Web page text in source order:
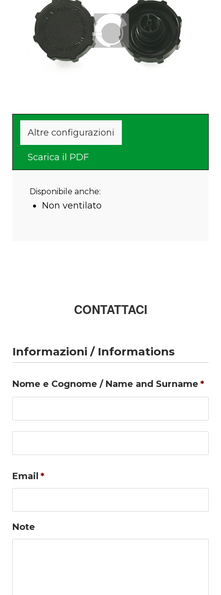
Altre configurazioni
Scarica il PDF
Disponibile anche:
Non ventilato
CONTATTACI
Informazioni / Informations
Nome e Cognome / Name and Surname *
Email *
Note